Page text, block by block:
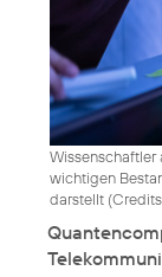
Wissenschaftler
wichtigen
darstellt (